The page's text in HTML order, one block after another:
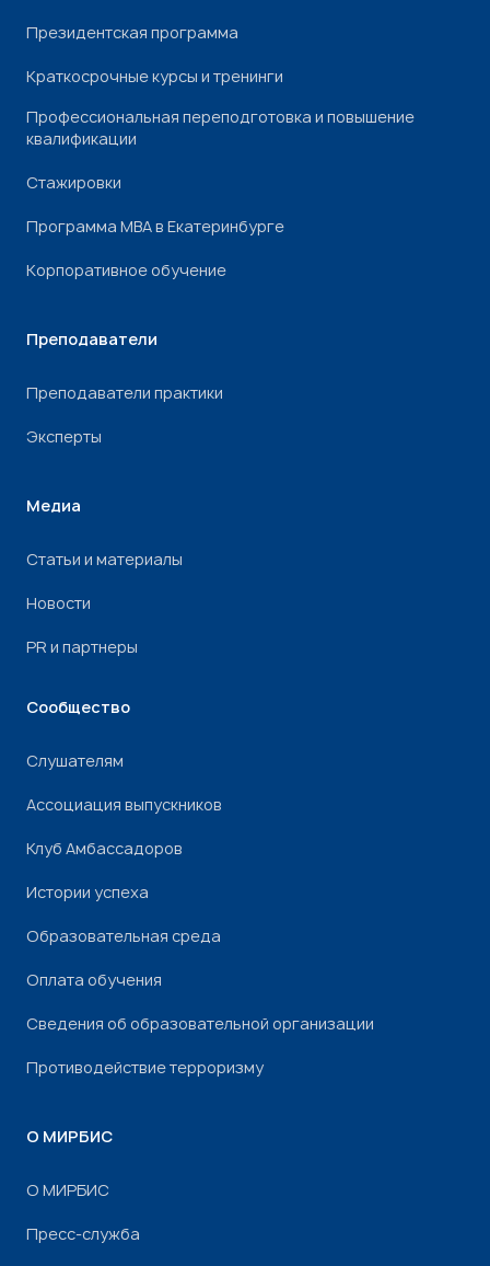
Президентская программа
Краткосрочные курсы и тренинги
Профессиональная переподготовка и повышение
квалификации
Стажировки
Программа МВА в Екатеринбурге
Корпоративное обучение
Преподаватели
Преподаватели практики
Эксперты
Медиа
Статьи и материалы
Новости
PR и партнеры
Сообщество
Слушателям
Ассоциация выпускников
Клуб Амбассадоров
Истории успеха
Образовательная среда
Оплата обучения
Сведения об образовательной организации
Противодействие терроризму
О МИРБИС
О МИРБИС
Пресс-служба